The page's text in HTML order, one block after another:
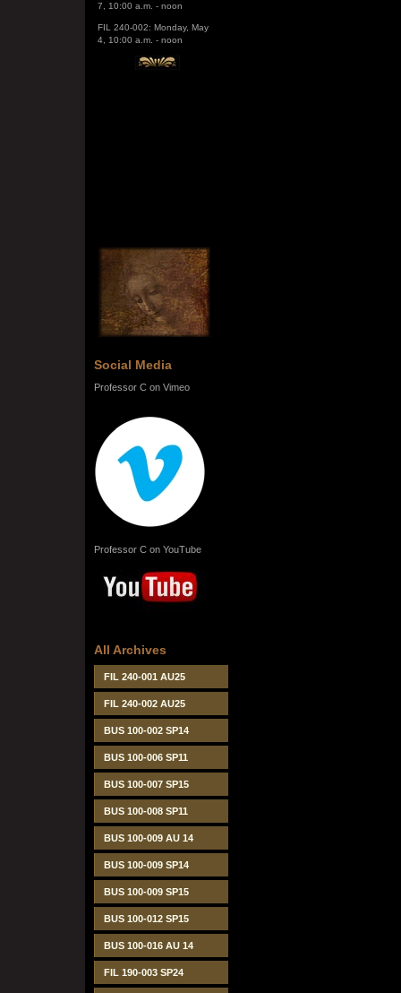
FIL 240-002: Monday, May
Social Media
Professor C on Vimeo
Professor C on YouTube
All Archives
FIL 240-001 AU25
FIL 240-002 AU25
BUS 100-002 SP14
BUS 100-006 SP11
BUS 100-007 SP15
BUS 100-008 SP11
BUS 100-009 AU 14
BUS 100-009 SP14
BUS 100-009 SP15
BUS 100-012 SP15
BUS 100-016 AU 14
FIL 190-003 SP24